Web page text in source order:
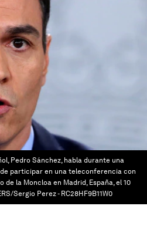
Pedro Sánchez, habla durante una
participar en una teleconferencia con
de la Moncloa en Madrid, España, el 10
Sergio Perez - RC28HF9B11W0